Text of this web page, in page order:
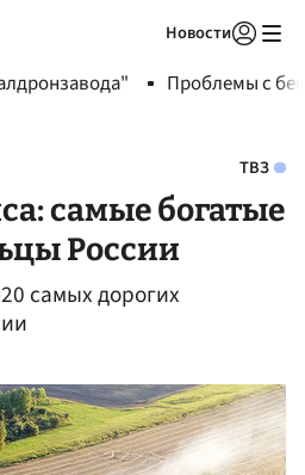
Новости
Проблемы с
ТВЗ
самые богатые
России
самых дорогих